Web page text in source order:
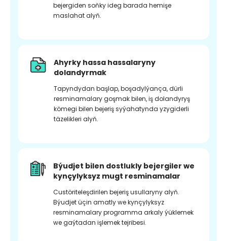
bejergiden soňky ideg barada hemişe
maslahat alyň.
Ahyrky hassa hassalaryny
dolandyrmak
Tapyndydan başlap, boşadylýança, dürli
resminamalary goşmak bilen, iş dolandyryş
kömegi bilen bejeriş syýahatynda yzygiderli
täzelikleri alyň.
Býudjet bilen dostlukly bejergiler we
kynçylyksyz mugt resminamalar
Custöriteleşdirilen bejeriş usullaryny alyň.
Býudjet üçin amatly we kynçylyksyz
resminamalary programma arkaly ýüklemek
we gaýtadan işlemek tejribesi.